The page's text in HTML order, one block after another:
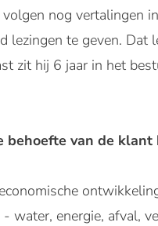
nog vertalingen
lezingen te geven. Dat
zit hij 6 jaar in het
behoefte van de
energie, afval,